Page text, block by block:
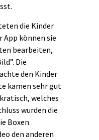
die Kinder
App können sie
bearbeiten,
Die
den Kinder
kamen sehr gut
welches
wurden die
Boxen
den anderen